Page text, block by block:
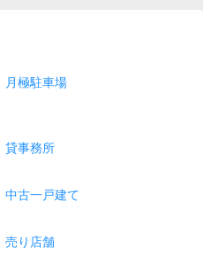
月極駐車場
貸事務所
中古一戸建て
売り店舗